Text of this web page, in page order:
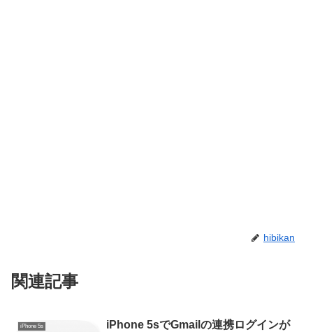
hibikan
関連記事
iPhone 5s
iPhone 5sでGmailの連携ログインが